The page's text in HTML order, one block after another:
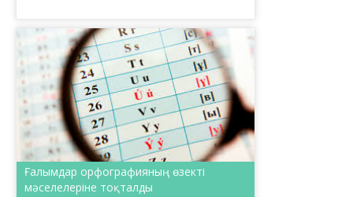
Ғалымдар орфографияның өзекті
мәселелеріне тоқталды